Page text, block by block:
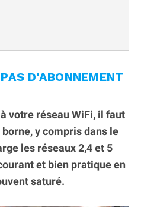
D'ABONNEMENT
votre réseau WiFi, il faut
y compris dans le
les réseaux 2,4 et 5
et bien pratique en
saturé.